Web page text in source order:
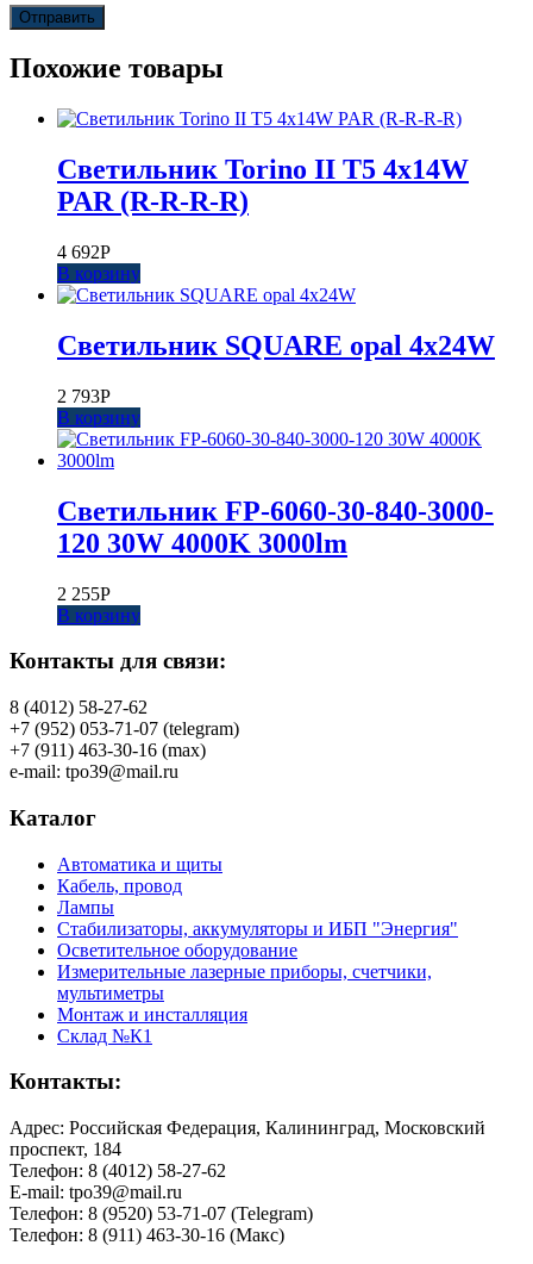
Похожие товары
Светильник Torino II T5 4x14W
PAR (R-R-R-R)
4 692Р
В корзину
Светильник SQUARE opal 4x24W
2 793Р
В корзину
Светильник FP-6060-30-840-3000-
120 30W 4000K 3000lm
2 255Р
В корзину
Контакты для связи:
8 (4012) 58-27-62
+7 (952) 053-71-07 (telegram)
+7 (911) 463-30-16 (max)
e-mail: tpo39@mail.ru
Каталог
Автоматика и щиты
Кабель, провод
Лампы
Стабилизаторы, аккумуляторы и ИБП "Энергия"
Осветительное оборудование
Измерительные лазерные приборы, счетчики,
мультиметры
Монтаж и инсталляция
Склад №К1
Контакты:
Адрес: Российская Федерация, Калининград, Московский
проспект, 184
Телефон: 8 (4012) 58-27-62
E-mail: tpo39@mail.ru
Телефон: 8 (9520) 53-71-07 (Telegram)
Телефон: 8 (911) 463-30-16 (Макс)